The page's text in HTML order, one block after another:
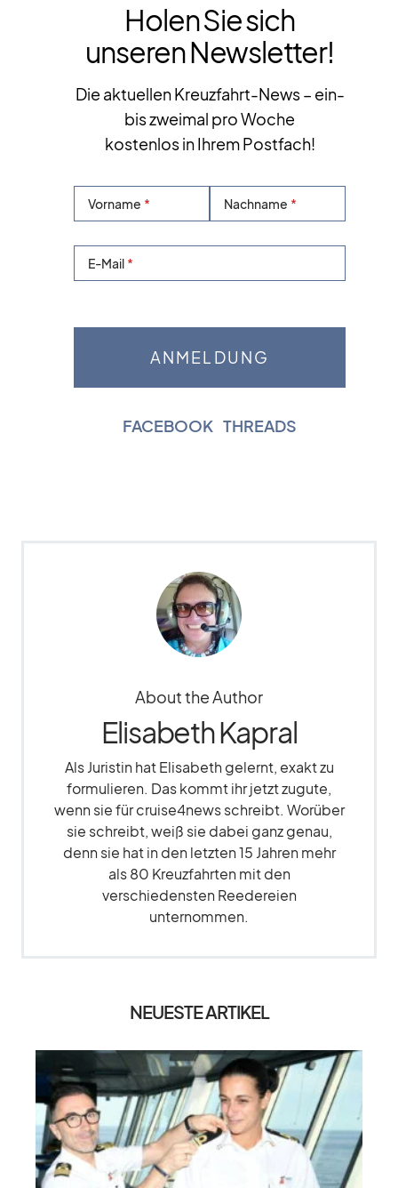
Holen Sie sich
unseren Newsletter!
Die aktuellen Kreuzfahrt-News – ein-
bis zweimal pro Woche
kostenlos in Ihrem Postfach!
Vorname Nachname
E-Mail
FACEBOOK THREADS
About the Author
Elisabeth Kapral
Als Juristin hat Elisabeth gelernt, exakt zu
formulieren. Das kommt ihr jetzt zugute,
wenn sie für cruise4news schreibt. Worüber
sie schreibt, weiß sie dabei ganz genau,
denn sie hat in den letzten 15 Jahren mehr
als 80 Kreuzfahrten mit den
verschiedensten Reedereien
unternommen.
NEUESTE ARTIKEL